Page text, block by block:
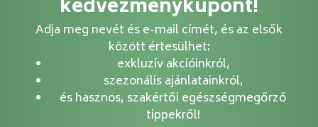
kedvezménykupont!
Adja meg nevét és e-mail címét, és az elsők
között értesülhet:
exkluzív akcióinkról,
szezonális ajánlatainkról,
és hasznos, szakértői egészségmegőrző
tippekről!